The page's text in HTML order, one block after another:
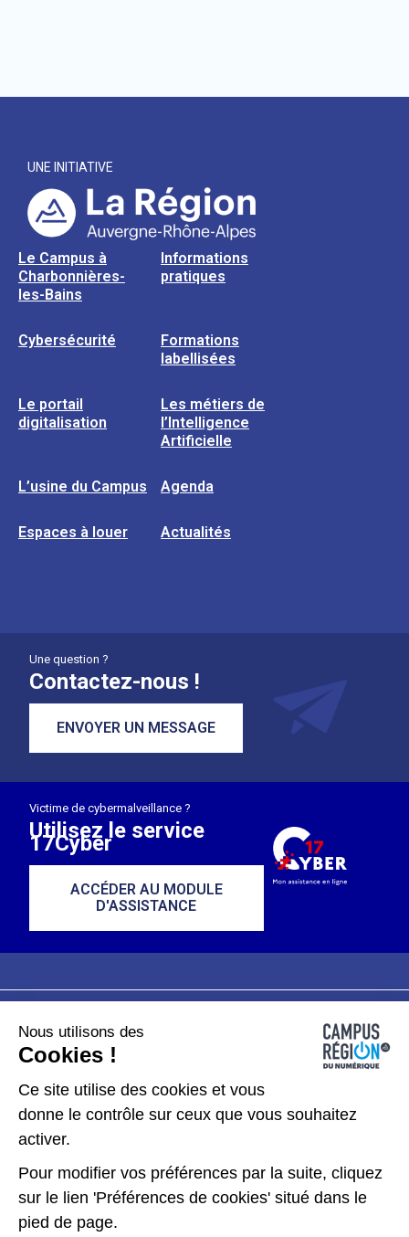
UNE INITIATIVE
Le Campus à
Charbonnières-
les-Bains
Informations
pratiques
Cybersécurité
Formations
labellisées
Le portail
digitalisation
Les métiers de
l’Intelligence
Artificielle
L’usine du Campus Agenda
Espaces à louer Actualités
Une question ?
Contactez-nous !
ENVOYER UN MESSAGE
Victime de cybermalveillance ?
Utilisez le service
17Cyber
ACCÉDER AU MODULE
D'ASSISTANCE
Plan du site
Données personnelles
Kit de communication
Accessibilité : partiellement conforme
Nous utilisons des
Cookies !
Ce site utilise des cookies et vous
donne le contrôle sur ceux que vous souhaitez
activer.
Pour modifier vos préférences par la suite, cliquez
sur le lien 'Préférences de cookies' situé dans le
pied de page.